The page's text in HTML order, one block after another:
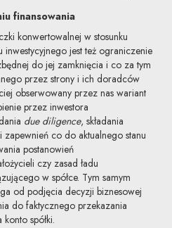
finansowania
konwertowalnej w stosunku
jest też ograniczenie
do jej zamknięcia i co za tym
przez strony i ich doradców
obserwowany przez nas wariant
przez inwestora
due diligence, składania
zapewnień co do aktualnego stanu
postanowień
czy zasad ładu
w spółce. Tym samym
od podjęcia decyzji biznesowej
do faktycznego przekazania
spółki.